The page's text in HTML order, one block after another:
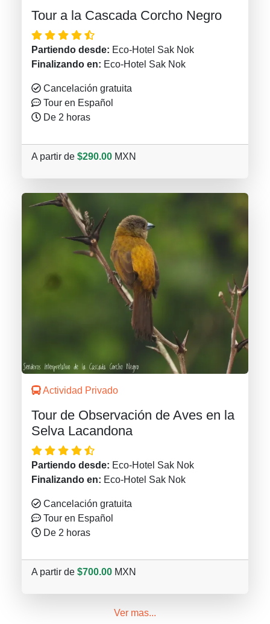
Tour a la Cascada Corcho Negro
Partiendo desde: Eco-Hotel Sak Nok
Finalizando en: Eco-Hotel Sak Nok
Cancelación gratuita
Tour en Español
De 2 horas
A partir de $290.00 MXN
Actividad Privado
Tour de Observación de Aves en la
Selva Lacandona
Partiendo desde: Eco-Hotel Sak Nok
Finalizando en: Eco-Hotel Sak Nok
Cancelación gratuita
Tour en Español
De 2 horas
A partir de $700.00 MXN
Ver mas...